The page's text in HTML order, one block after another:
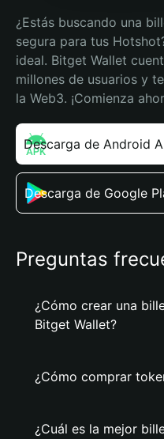
¿Estás buscando una
segura para tus
ideal. Bitget Wallet
millones de usuarios y
la Web3. ¡Comienza
Descarga de Android
Descarga de Google
Preguntas
¿Cómo crear una
Bitget Wallet?
¿Cómo comprar
¿Cuál es la mejor